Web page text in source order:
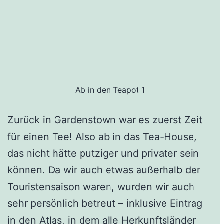
Ab in den Teapot 1
Zurück in Gardenstown war es zuerst Zeit
für einen Tee! Also ab in das Tea-House,
das nicht hätte putziger und privater sein
können. Da wir auch etwas außerhalb der
Touristensaison waren, wurden wir auch
sehr persönlich betreut – inklusive Eintrag
in den Atlas, in dem alle Herkunftsländer